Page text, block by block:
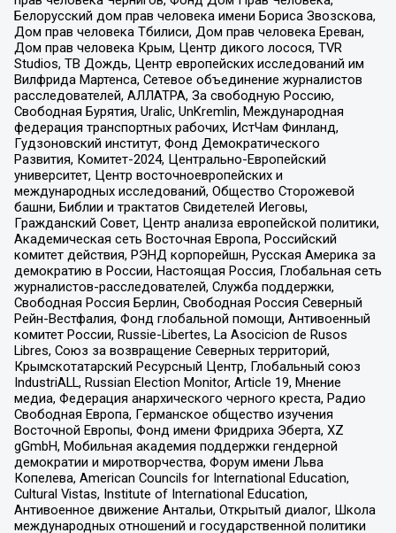
Белорусский дом прав человека имени Бориса Звозскова,
Дом прав человека Тбилиси, Дом прав человека Ереван,
Дом прав человека Крым, Центр дикого лосося, TVR
Studios, ТВ Дождь, Центр европейских исследований им
Вилфрида Мартенса, Сетевое объединение журналистов
расследователей, АЛЛАТРА, За свободную Россию,
Свободная Бурятия, Uralic, UnKremlin, Международная
федерация транспортных рабочих, ИстЧам Финланд,
Гудзоновский институт, Фонд Демократического
Развития, Комитет-2024, Центрально-Европейский
университет, Центр восточноевропейских и
международных исследований, Общество Сторожевой
башни, Библии и трактатов Свидетелей Иеговы,
Гражданский Совет, Центр анализа европейской политики,
Академическая сеть Восточная Европа, Российский
комитет действия, РЭНД корпорейшн, Русская Америка за
демократию в России, Настоящая Россия, Глобальная сеть
журналистов-расследователей, Служба поддержки,
Свободная Россия Берлин, Свободная Россия Северный
Рейн-Вестфалия, Фонд глобальной помощи, Антивоенный
комитет России, Russie-Libertes, La Asocicion de Rusos
Libres, Союз за возвращение Северных территорий,
Крымскотатарский Ресурсный Центр, Глобальный союз
IndustriALL, Russian Election Monitor, Article 19, Мнение
медиа, Федерация анархического черного креста, Радио
Свободная Европа, Германское общество изучения
Восточной Европы, Фонд имени Фридриха Эберта, XZ
gGmbH, Мобильная академия поддержки гендерной
демократии и миротворчества, Форум имени Льва
Копелева, American Councils for International Education,
Cultural Vistas, Institute of International Education,
Антивоенное движение Антальи, Открытый диалог, Школа
международных отношений и государственной политики